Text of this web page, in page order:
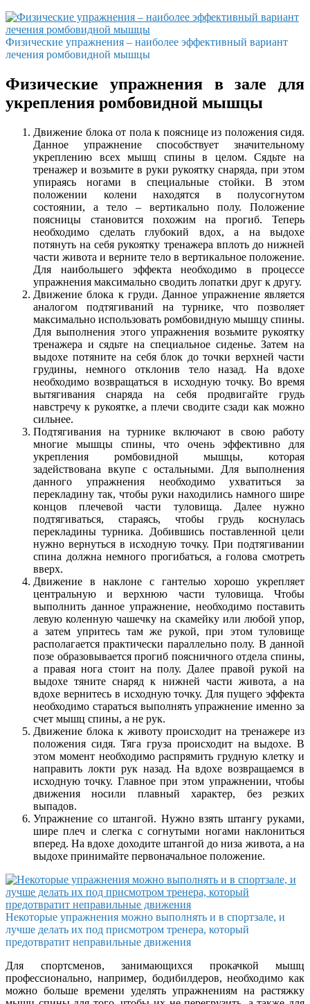
Физические упражнения – наиболее эффективный вариант
лечения ромбовидной мышцы
Физические упражнения в зале для
укрепления ромбовидной мышцы
Движение блока от пола к пояснице из положения сидя.
Данное упражнение способствует значительному
укреплению всех мышц спины в целом. Сядьте на
тренажер и возьмите в руки рукоятку снаряда, при этом
упираясь ногами в специальные стойки. В этом
положении колени находятся в полусогнутом
состоянии, а тело – вертикально полу. Положение
поясницы становится похожим на прогиб. Теперь
необходимо сделать глубокий вдох, а на выдохе
потянуть на себя рукоятку тренажера вплоть до нижней
части живота и верните тело в вертикальное положение.
Для наибольшего эффекта необходимо в процессе
упражнения максимально сводить лопатки друг к другу.
Движение блока к груди. Данное упражнение является
аналогом подтягиваний на турнике, что позволяет
максимально использовать ромбовидную мышцу спины.
Для выполнения этого упражнения возьмите рукоятку
тренажера и сядьте на специальное сиденье. Затем на
выдохе потяните на себя блок до точки верхней части
грудины, немного отклонив тело назад. На вдохе
необходимо возвращаться в исходную точку. Во время
вытягивания снаряда на себя продвигайте грудь
навстречу к рукоятке, а плечи сводите сзади как можно
сильнее.
Подтягивания на турнике включают в свою работу
многие мышцы спины, что очень эффективно для
укрепления ромбовидной мышцы, которая
задействована вкупе с остальными. Для выполнения
данного упражнения необходимо ухватиться за
перекладину так, чтобы руки находились намного шире
концов плечевой части туловища. Далее нужно
подтягиваться, стараясь, чтобы грудь коснулась
перекладины турника. Добившись поставленной цели
нужно вернуться в исходную точку. При подтягивании
спина должна немного прогибаться, а голова смотреть
вверх.
Движение в наклоне с гантелью хорошо укрепляет
центральную и верхнюю части туловища. Чтобы
выполнить данное упражнение, необходимо поставить
левую коленную чашечку на скамейку или любой упор,
а затем упритесь там же рукой, при этом туловище
располагается практически параллельно полу. В данной
позе образовывается прогиб поясничного отдела спины,
а правая нога стоит на полу. Далее правой рукой на
выдохе тяните снаряд к нижней части живота, а на
вдохе вернитесь в исходную точку. Для пущего эффекта
необходимо стараться выполнять упражнение именно за
счет мышц спины, а не рук.
Движение блока к животу происходит на тренажере из
положения сидя. Тяга груза происходит на выдохе. В
этом момент необходимо распрямить грудную клетку и
направить локти рук назад. На вдохе возвращаемся в
исходную точку. Главное при этом упражнении, чтобы
движения носили плавный характер, без резких
выпадов.
Упражнение со штангой. Нужно взять штангу руками,
шире плеч и слегка с согнутыми ногами наклониться
вперед. На вдохе доходите штангой до низа живота, а на
выдохе принимайте первоначальное положение.
Некоторые упражнения можно выполнять и в спортзале, и
лучше делать их под присмотром тренера, который
предотвратит неправильные движения
Для спортсменов, занимающихся прокачкой мышц
профессионально, например, бодибилдеров, необходимо как
можно больше времени уделять упражнениям на растяжку